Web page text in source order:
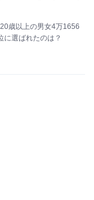
歳以上の男女4万1656
に選ばれたのは？